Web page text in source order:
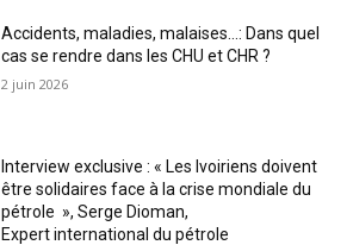
Accidents, maladies, malaises…: Dans quel
cas se rendre dans les CHU et CHR ?
2 juin 2026
Interview exclusive : « Les Ivoiriens doivent
être solidaires face à la crise mondiale du
pétrole », Serge Dioman,
Expert international du pétrole